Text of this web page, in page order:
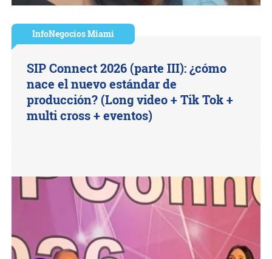
InfoNegocios Miami
SIP Connect 2026 (parte III): ¿cómo
nace el nuevo estándar de
producción? (Long video + Tik Tok +
multi cross + eventos)